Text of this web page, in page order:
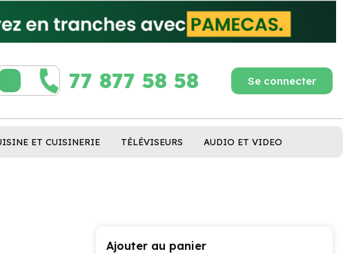
77 877 58 58 Se connecter
ET CUISINERIE TÉLÉVISEURS AUDIO ET VIDEO
Ajouter au panier